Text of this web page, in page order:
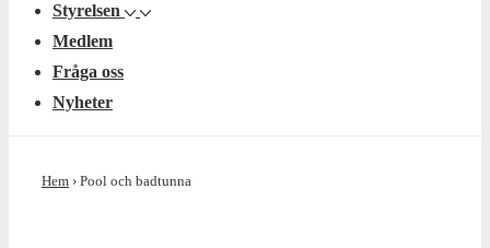
Styrelsen
Medlem
Fråga oss
Nyheter
Hem › Pool och badtunna